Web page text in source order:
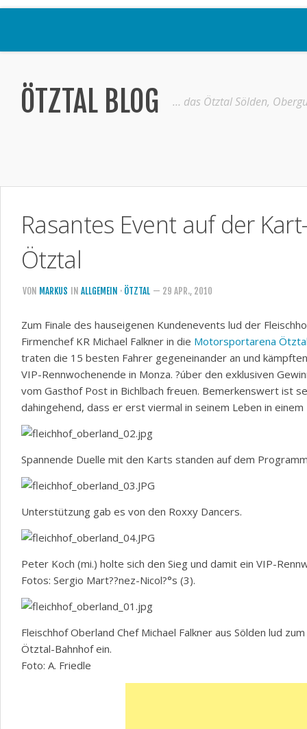
Ötztal
Interviews
Kostenloser Bustransfer ins Gletscherskigebiet von Sölden
Kontakt
Datenschutzerklärung
ÖTZTAL BLOG … das Ötztal Sölden,
Rasantes Event auf der
Ötztal
VON MARKUS IN ALLGEMEIN · ÖTZTAL — 29 APR., 2010
Zum Finale des hauseigenen Kundenevents lud der
Firmenchef KR Michael Falkner in die Motorsportarena
traten die 15 besten Fahrer gegeneinander an und
VIP-Rennwochenende in Monza. ?úber den exklusiven
vom Gasthof Post in Bichlbach freuen. Bemerkenswert ist
dahingehend, dass er erst viermal in seinem Leben in einem
Spannende Duelle mit den Karts standen auf dem
Unterstützung gab es von den Roxxy Dancers.
Peter Koch (mi.) holte sich den Sieg und damit ein VIP-
Fotos: Sergio Mart??nez-Nicol?°s (3).
Fleischhof Oberland Chef Michael Falkner aus Sölden lud
Ötztal-Bahnhof ein.
Foto: A. Friedle